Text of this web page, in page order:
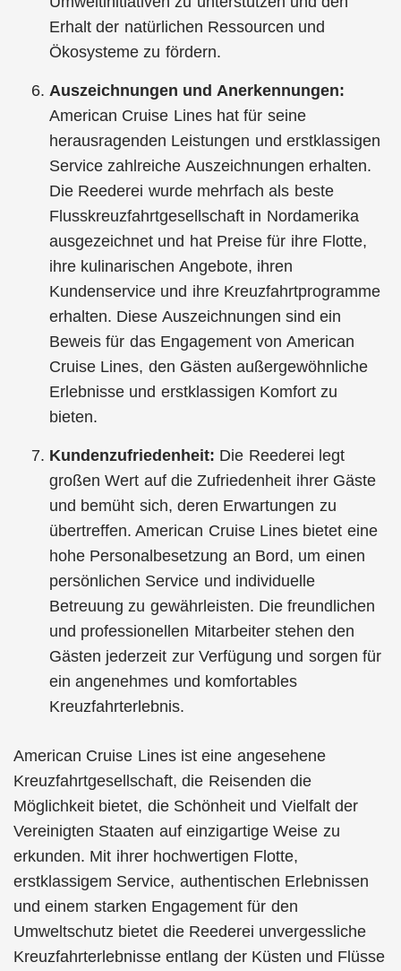
Erhalt der natürlichen Ressourcen und
Ökosysteme zu fördern.
Auszeichnungen und Anerkennungen:
American Cruise Lines hat für seine
herausragenden Leistungen und erstklassigen
Service zahlreiche Auszeichnungen erhalten.
Die Reederei wurde mehrfach als beste
Flusskreuzfahrtgesellschaft in Nordamerika
ausgezeichnet und hat Preise für ihre Flotte,
ihre kulinarischen Angebote, ihren
Kundenservice und ihre Kreuzfahrtprogramme
erhalten. Diese Auszeichnungen sind ein
Beweis für das Engagement von American
Cruise Lines, den Gästen außergewöhnliche
Erlebnisse und erstklassigen Komfort zu
bieten.
Kundenzufriedenheit: Die Reederei legt
großen Wert auf die Zufriedenheit ihrer Gäste
und bemüht sich, deren Erwartungen zu
übertreffen. American Cruise Lines bietet eine
hohe Personalbesetzung an Bord, um einen
persönlichen Service und individuelle
Betreuung zu gewährleisten. Die freundlichen
und professionellen Mitarbeiter stehen den
Gästen jederzeit zur Verfügung und sorgen für
ein angenehmes und komfortables
Kreuzfahrterlebnis.
American Cruise Lines ist eine angesehene
Kreuzfahrtgesellschaft, die Reisenden die
Möglichkeit bietet, die Schönheit und Vielfalt der
Vereinigten Staaten auf einzigartige Weise zu
erkunden. Mit ihrer hochwertigen Flotte,
erstklassigem Service, authentischen Erlebnissen
und einem starken Engagement für den
Umweltschutz bietet die Reederei unvergessliche
Kreuzfahrterlebnisse entlang der Küsten und Flüsse